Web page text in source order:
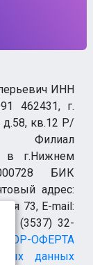
ИНН
462431, г.
д.58, кв.12 Р/
Филиал
в г.Нижнем
БИК
адрес:
я 73, E-mail:
(3537) 32-
ОФЕРТА
данных